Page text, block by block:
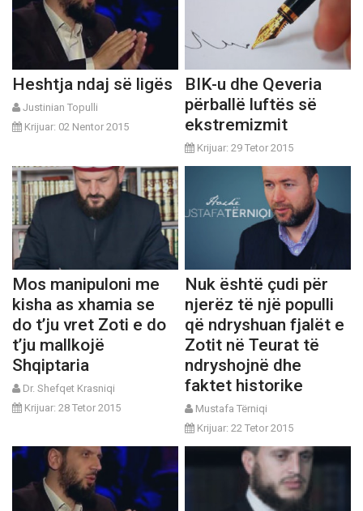
Heshtja ndaj së ligës
Justinian Topulli
Krijuar: 02 Nentor 2015
BIK-u dhe Qeveria
përballë luftës së
ekstremizmit
Krijuar: 29 Tetor 2015
Mos manipuloni me
kisha as xhamia se
do t’ju vret Zoti e do
t’ju mallkojë
Shqiptaria
Dr. Shefqet Krasniqi
Krijuar: 28 Tetor 2015
Nuk është çudi për
njerëz të një populli
që ndryshuan fjalët e
Zotit në Teurat të
ndryshojnë dhe
faktet historike
Mustafa Tërniqi
Krijuar: 22 Tetor 2015